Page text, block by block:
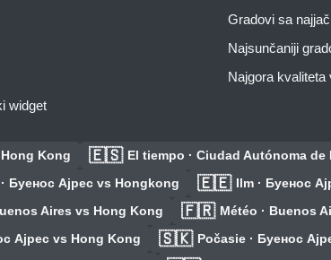
widget
Gradovi sa
Najsunčaniji
Najgora kvaliteta
Kong 🇪🇸 El tiempo · Ciudad Autónoma
Буенос Ајрес vs Hongkong 🇪🇪 Ilm · Буенос
Aires vs Hong Kong 🇫🇷 Météo · Buenos
Ајрес vs Hong Kong 🇸🇰 Počasie · Буенос